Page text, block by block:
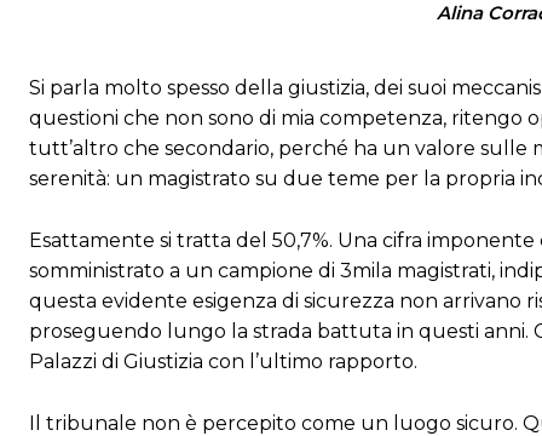
Alina
Si parla molto spesso della giustizia, dei suoi
questioni che non sono di mia competenza,
tutt’altro che secondario, perché ha un valore sulle
serenità: un magistrato su due teme per la propria
Esattamente si tratta del 50,7%. Una cifra
somministrato a un campione di 3mila magistrati,
questa evidente esigenza di sicurezza non arrivano
proseguendo lungo la strada battuta in questi anni.
Palazzi di Giustizia con l’ultimo rapporto.
Il tribunale non è percepito come un luogo sicuro.